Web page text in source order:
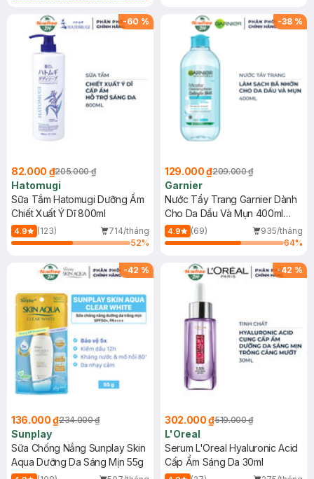
(SL có hạn)
-60 %
82.000 ₫205.000 ₫
Hatomugi
Sữa Tắm Hatomugi Dưỡng Ẩm
Chiết Xuất Ý Dĩ 800ml
4.9 (123)
714/tháng
52%
-38 %
129.000 ₫209.000 ₫
Garnier
Nước Tẩy Trang Garnier Dành
Cho Da Dầu Và Mụn 400ml
(Mới)
4.9 (69)
935/tháng
64%
-42 %
136.000 ₫234.000 ₫
Sunplay
Sữa Chống Nắng Sunplay Skin
Aqua Dưỡng Da Sáng Mịn 55g
-42 %
302.000 ₫519.000 ₫
L'Oreal
Serum L'Oreal Hyaluronic Acid
Cấp Ẩm Sáng Da 30ml